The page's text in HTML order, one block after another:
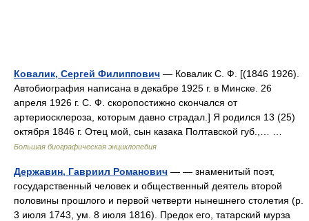
Ковалик, Сергей Филиппович — Ковалик С. Ф. [(1846 1926).
Автобиография написана в декабре 1925 г. в Минске. 26
апреля 1926 г. С. Ф. скоропостижно скончался от
артериосклероза, которым давно страдал.] Я родился 13 (25)
октября 1846 г. Отец мой, сын казака Полтавской губ.,… …
Большая биографическая энциклопедия
Державин, Гавриил Романович — — знаменитый поэт,
государственный человек и общественный деятель второй
половины прошлого и первой четверти нынешнего столетия (р.
3 июля 1743, ум. 8 июля 1816). Предок его, татарский мурза